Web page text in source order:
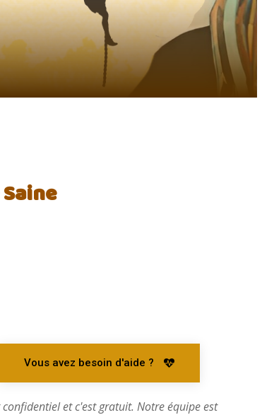
Vous avez besoin d'aide ?
confidentiel et c'est gratuit. Notre équipe est